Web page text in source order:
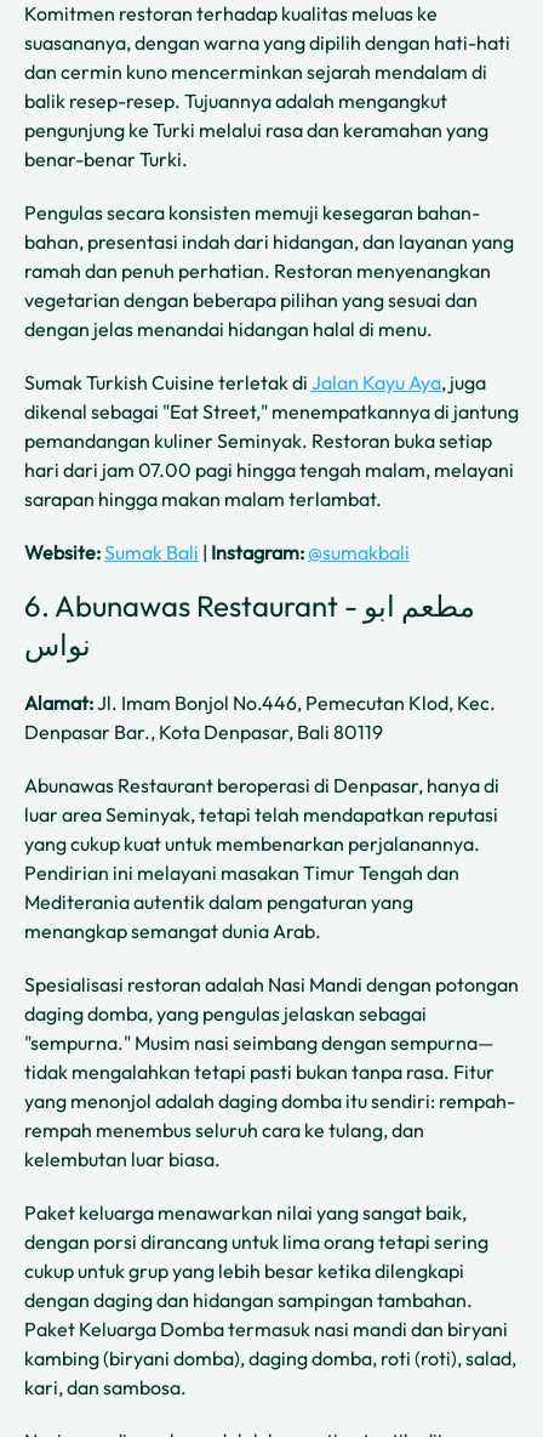
Komitmen restoran terhadap kualitas meluas ke
suasananya, dengan warna yang dipilih dengan hati-hati
dan cermin kuno mencerminkan sejarah mendalam di
balik resep-resep. Tujuannya adalah mengangkut
pengunjung ke Turki melalui rasa dan keramahan yang
benar-benar Turki.
Pengulas secara konsisten memuji kesegaran bahan-
bahan, presentasi indah dari hidangan, dan layanan yang
ramah dan penuh perhatian. Restoran menyenangkan
vegetarian dengan beberapa pilihan yang sesuai dan
dengan jelas menandai hidangan halal di menu.
Sumak Turkish Cuisine terletak di Jalan Kayu Aya, juga
dikenal sebagai "Eat Street," menempatkannya di jantung
pemandangan kuliner Seminyak. Restoran buka setiap
hari dari jam 07.00 pagi hingga tengah malam, melayani
sarapan hingga makan malam terlambat.
Website:Sumak Bali | Instagram:@sumakbali
6. Abunawas Restaurant - مطعم ابو
نواس
Alamat:Jl. Imam Bonjol No.446, Pemecutan Klod, Kec.
Denpasar Bar., Kota Denpasar, Bali 80119
Abunawas Restaurant beroperasi di Denpasar, hanya di
luar area Seminyak, tetapi telah mendapatkan reputasi
yang cukup kuat untuk membenarkan perjalanannya.
Pendirian ini melayani masakan Timur Tengah dan
Mediterania autentik dalam pengaturan yang
menangkap semangat dunia Arab.
Spesialisasi restoran adalah Nasi Mandi dengan potongan
daging domba, yang pengulas jelaskan sebagai
"sempurna." Musim nasi seimbang dengan sempurna—
tidak mengalahkan tetapi pasti bukan tanpa rasa. Fitur
yang menonjol adalah daging domba itu sendiri: rempah-
rempah menembus seluruh cara ke tulang, dan
kelembutan luar biasa.
Paket keluarga menawarkan nilai yang sangat baik,
dengan porsi dirancang untuk lima orang tetapi sering
cukup untuk grup yang lebih besar ketika dilengkapi
dengan daging dan hidangan sampingan tambahan.
Paket Keluarga Domba termasuk nasi mandi dan biryani
kambing (biryani domba), daging domba, roti (roti), salad,
kari, dan sambosa.